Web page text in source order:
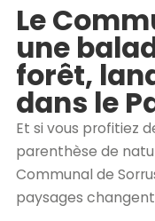
Le
une
forêt,
dans le
Et si vous profitiez
parenthèse de
Communal de
paysages